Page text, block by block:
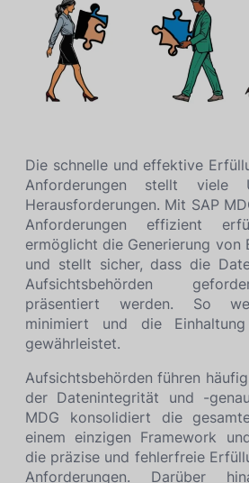
Die schnelle und effektive
Anforderungen stellt viele
Herausforderungen. Mit SAP
Anforderungen effizient
ermöglicht die Generierung von
und stellt sicher, dass die
Aufsichtsbehörden
präsentiert werden. So
minimiert und die
gewährleistet.
Aufsichtsbehörden führen
der Datenintegrität und -
MDG konsolidiert die
einem einzigen Framework
die präzise und fehlerfreie
Anforderungen. Darüber